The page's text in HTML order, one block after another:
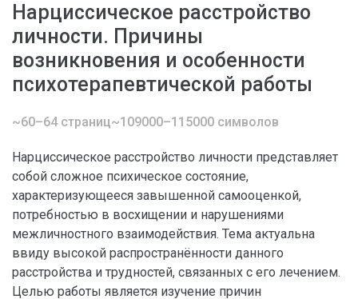
Нарциссическое расстройство
личности. Причины
возникновения и особенности
психотерапевтической работы
~60–64 страниц~109000–115000 символов
Нарциссическое расстройство личности представляет
собой сложное психическое состояние,
характеризующееся завышенной самооценкой,
потребностью в восхищении и нарушениями
межличностного взаимодействия. Тема актуальна
ввиду высокой распространённости данного
расстройства и трудностей, связанных с его лечением.
Целью работы является изучение причин